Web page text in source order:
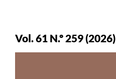
Vol. 61 N.º 259 (2026)